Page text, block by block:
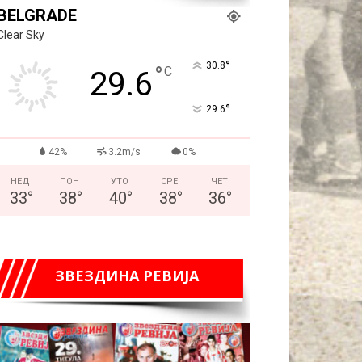
Sky
29.6°C 30.8°
29.6°
42% 3.2m/s 0%
НЕД
33°
ПОН
38°
УТО
40°
СРЕ
38°
ЧЕТ
36°
ЗВЕЗДИНА РЕВИЈА